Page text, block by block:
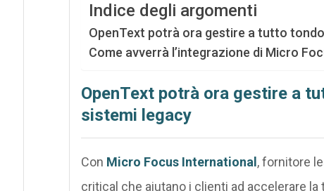
Indice degli argomenti
OpenText potrà ora gestire a tutto
Come avverrà l’integrazione di Micro
OpenText potrà ora gestire a
sistemi legacy
Con Micro Focus International, fornitore
critical che aiutano i clienti ad accelerare